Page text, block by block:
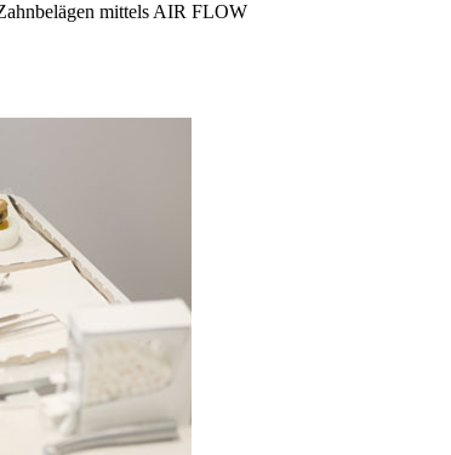
mittels AIR FLOW